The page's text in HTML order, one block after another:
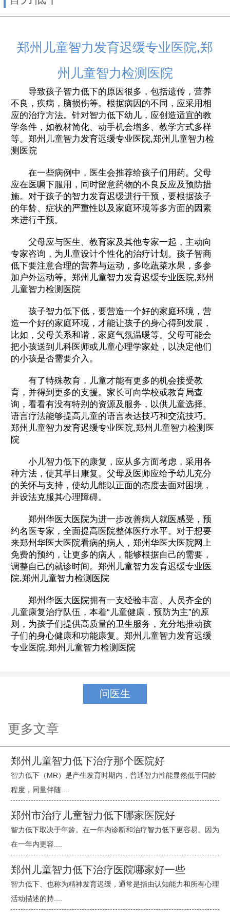
郑州儿童智力发育迟缓专业医院,郑
州儿童智力检测医院
导致孩子智力低下的原因很多，包括遗传，营养
不良，疾病，脑损伤等。根据病因的不同，应采用相
应的治疗方法。针对智力低下幼儿，应创造适宜的教
学条件，如教材简化、动手机会增多、教学方式多样
等。郑州儿童智力发育迟缓专业医院,郑州儿童智力检
测医院
在一些病例中，医生会推荐给孩子们用药。父母
应在医嘱下服用，同时留意药物的不良反应及预防措
施。对于孩子的智力发育迟缓进行干预，要根据孩子
的年龄、症状的严重性以及家庭环境等多方面的因素
来进行干预。
父母应与医生、教育家及其他专家一起，主动向
专家咨询，为儿童设计个性化的治疗计划。孩子智商
低下要注意合理的营养与运动，多吃蔬菜水果，多参
加户外运动等。郑州儿童智力发育迟缓专业医院,郑州
儿童智力检测医院
孩子智力低下低，要营造一个好的家庭环境，营
造一个好的家庭环境，才能让孩子的身心得到发展，
比如，父母关系和谐，家庭气氛温暖等。父母可能会
把小孩送到儿科医师或儿童心理学家处，以决定他们
的小孩是否需要介入。
有了特殊教育，儿童才能有更多的机会接受教
育，并得到更多的支援。家长可向学校或教育局查
询，看看有没有特别的资源及服务，以供儿童选择。
语言疗法能够提高儿童的语言表达技巧和交流技巧。
郑州儿童智力发育迟缓专业医院,郑州儿童智力检测医
院
小儿智力低下的康复，应从多方面考虑，采用各
种方法，使其早日康复。父母及医师应给予幼儿充分
的关怀与支持，使幼儿能以正面的态度去面对困境，
并设法克服其心理障碍。
郑州华医大医院为进一步改善病人就医感受，预
约名医专家，全面提高医院整体医疗水平。对于想要
来郑州华医大医院看病的病人，郑州华医大医院网上
免费的预约，让更多的病人，能够根据自己的需要，
调整自己的就诊时间。郑州儿童智力发育迟缓专业医
院,郑州儿童智力检测医院
郑州华医大医院拥有一支经验丰富、人员齐全的
儿童康复治疗队伍，本着“儿童健康，预防为主”的原
则，为孩子们提供高质量的卫生服务，充分地推动孩
子们的身心健康和功能康复。郑州儿童智力发育迟缓
专业医院,郑州儿童智力检测医院
问医生
更多文章
郑州儿童智力低下治疗那个医院好
智力低下（MR）是产生发育时期内，普通智力性能显然低于同龄
程度，同量伴随....
郑州市治疗儿童智力低下哪家医院好
智力低下取决于年龄。在一年内诊断和治疗智力低下更容易。因为
在一年内更容....
郑州儿童智力低下治疗医院哪家好一些
智力低下、也称为精神发育迟缓，通常是指由认知能力和所有心理
活动描述的持....